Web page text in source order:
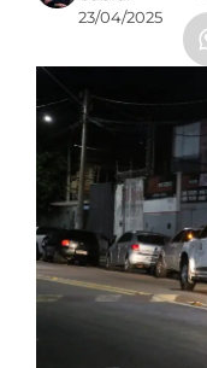
23/04/2025